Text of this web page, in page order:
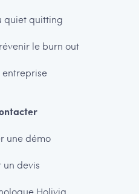
quiet quitting
le burn out
entreprise
une démo
devis
Holivia